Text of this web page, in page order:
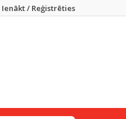
Ienākt / Reģistrēties